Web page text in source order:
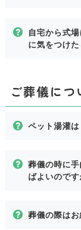
自宅から式
に気をつけた
ご葬儀につ
ペット湯灌
葬儀の時に
ばよいのです
葬儀の際は